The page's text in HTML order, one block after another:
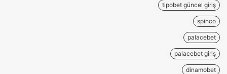
tipobet güncel giriş
spinco
palacebet
palacebet giriş
dinamobet